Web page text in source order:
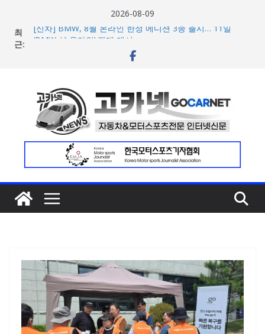
2026-08-09
최
근:
[신차] BMW, 8월 온라인 한정 에디션 3종 출시… 11일
벤틀리, 첫 순수 전기 어반 럭셔리 SUV 토르칼 탑재될 ‘큐레
팝업 오픈
BMW 레이디스 챔피언십 2026, 다양한 티켓 패키지 선보이
며 본격 대회 준비 돌입
현대차·기아, ‘2026 레드닷 어워드’에서 최우수상 2개·본상
15개 수상